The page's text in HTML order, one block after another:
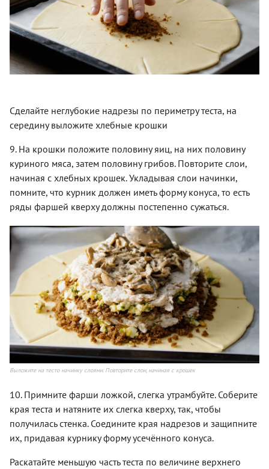
Сделайте неглубокие надрезы по периметру теста, на
середину выложите хлебные крошки
9. На крошки положите половину яиц, на них половину
куриного мяса, затем половину грибов. Повторите слои,
начиная с хлебных крошек. Укладывая слои начинки,
помните, что курник должен иметь форму конуса, то есть
ряды фаршей кверху должны постепенно сужаться.
Выложите на тесто начинку слоями. Повторите слои, начиная с крошек
10. Примните фарши ложкой, слегка утрамбуйте. Соберите
края теста и натяните их слегка кверху, так, чтобы
получилась стенка. Соедините края надрезов и защипните
их, придавая курнику форму усечённого конуса.
Раскатайте меньшую часть теста по величине верхнего